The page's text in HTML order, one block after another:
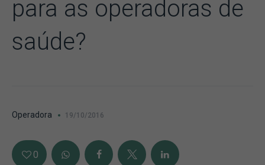
para as operadoras de
saúde?
Operadora 19/10/2016
0